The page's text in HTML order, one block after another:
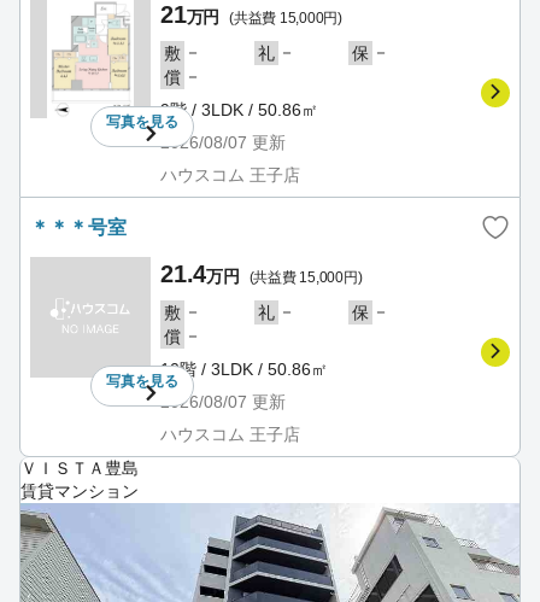
写真を見る
21万円 (共益費 15,000円)
敷 － 礼 － 保 －
償 －
9階 / 3LDK / 50.86㎡
2026/08/07 更新
ハウスコム 王子店
＊＊＊号室
写真を見る
21.4万円 (共益費 15,000円)
敷 － 礼 － 保 －
償 －
10階 / 3LDK / 50.86㎡
2026/08/07 更新
ハウスコム 王子店
ＶＩＳＴＡ豊島
賃貸マンション